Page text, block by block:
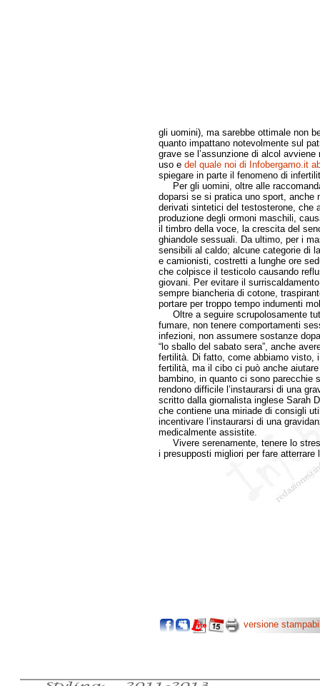
gli uomini), ma sarebbe ottimale non
quanto impattano notevolmente sul
grave se l’assunzione di alcol
uso e del quale noi di Infobergamo.it
spiegare in parte il fenomeno di
Per gli uomini, oltre alle
doparsi se si pratica uno sport, anche
derivati sintetici del testosterone, che
produzione degli ormoni maschili,
il timbro della voce, la crescita del
ghiandole sessuali. Da ultimo, per i
sensibili al caldo; alcune categorie di
e camionisti, costretti a lunghe ore
che colpisce il testicolo causando
giovani. Per evitare il
sempre biancheria di cotone,
portare per troppo tempo indumenti
Oltre a seguire scrupolosamente
fumare, non tenere comportamenti
infezioni, non assumere sostanze
“lo sballo del sabato sera”, anche
fertilità. Di fatto, come abbiamo visto,
fertilità, ma il cibo ci può anche
bambino, in quanto ci sono parecchie
rendono difficile l’instaurarsi di una
scritto dalla giornalista inglese Sarah
che contiene una miriade di consigli
incentivare l’instaurarsi di una
medicalmente assistite.
Vivere serenamente, tenere lo
i presupposti migliori per fare
versione